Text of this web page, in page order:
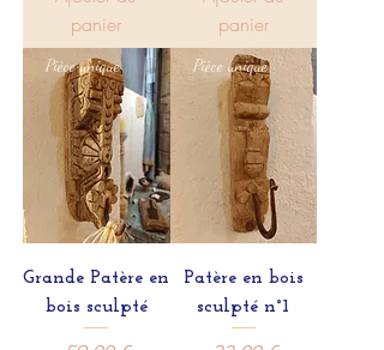
panier
panier
Pièce unique
Grande Patère en
bois sculpté
Pièce unique
Patère en bois
sculpté n°1